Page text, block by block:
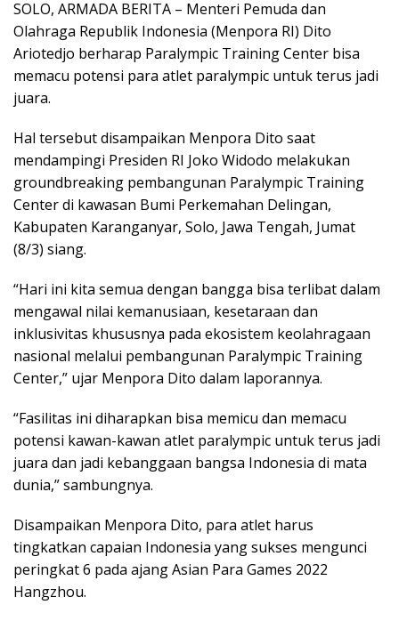
c
e
o
k
i
t
n
k
n
n
e
a
t
s
p
SOLO, ARMADA BERITA – Menteri Pemuda dan
Olahraga Republik Indonesia (Menpora RI) Dito
Ariotedjo berharap Paralympic Training Center bisa
memacu potensi para atlet paralympic untuk terus jadi
juara.
Hal tersebut disampaikan Menpora Dito saat
mendampingi Presiden RI Joko Widodo melakukan
groundbreaking pembangunan Paralympic Training
Center di kawasan Bumi Perkemahan Delingan,
Kabupaten Karanganyar, Solo, Jawa Tengah, Jumat
(8/3) siang.
“Hari ini kita semua dengan bangga bisa terlibat dalam
mengawal nilai kemanusiaan, kesetaraan dan
inklusivitas khususnya pada ekosistem keolahragaan
nasional melalui pembangunan Paralympic Training
Center,” ujar Menpora Dito dalam laporannya.
“Fasilitas ini diharapkan bisa memicu dan memacu
potensi kawan-kawan atlet paralympic untuk terus jadi
juara dan jadi kebanggaan bangsa Indonesia di mata
dunia,” sambungnya.
Disampaikan Menpora Dito, para atlet harus
tingkatkan capaian Indonesia yang sukses mengunci
peringkat 6 pada ajang Asian Para Games 2022
Hangzhou.